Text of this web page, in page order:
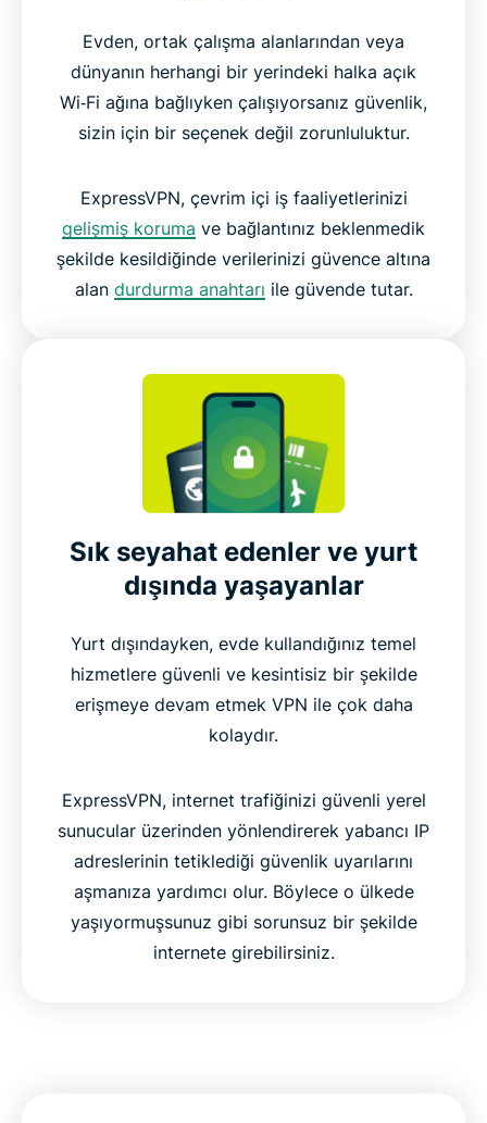
Evden, ortak çalışma alanlarından veya
dünyanın herhangi bir yerindeki halka açık
Wi‑Fi ağına bağlıyken çalışıyorsanız güvenlik,
sizin için bir seçenek değil zorunluluktur.
ExpressVPN, çevrim içi iş faaliyetlerinizi
gelişmiş koruma ve bağlantınız beklenmedik
şekilde kesildiğinde verilerinizi güvence altına
alan durdurma anahtarı ile güvende tutar.
Sık seyahat edenler ve yurt
dışında yaşayanlar
Yurt dışındayken, evde kullandığınız temel
hizmetlere güvenli ve kesintisiz bir şekilde
erişmeye devam etmek VPN ile çok daha
kolaydır.
ExpressVPN, internet trafiğinizi güvenli yerel
sunucular üzerinden yönlendirerek yabancı IP
adreslerinin tetiklediği güvenlik uyarılarını
aşmanıza yardımcı olur. Böylece o ülkede
yaşıyormuşsunuz gibi sorunsuz bir şekilde
internete girebilirsiniz.